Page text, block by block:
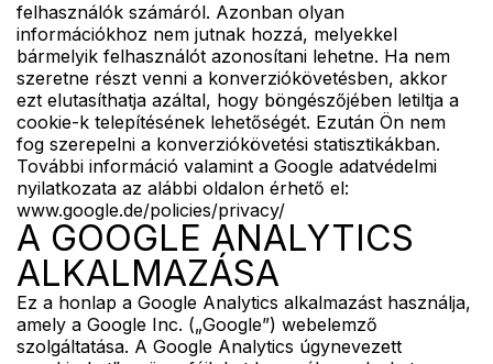
felhasználók számáról. Azonban olyan
információkhoz nem jutnak hozzá, melyekkel
bármelyik felhasználót azonosítani lehetne. Ha nem
szeretne részt venni a konverziókövetésben, akkor
ezt elutasíthatja azáltal, hogy böngészőjében letiltja a
cookie-k telepítésének lehetőségét. Ezután Ön nem
fog szerepelni a konverziókövetési statisztikákban.
További információ valamint a Google adatvédelmi
nyilatkozata az alábbi oldalon érhető el:
www.google.de/policies/privacy/
A GOOGLE ANALYTICS
ALKALMAZÁSA
Ez a honlap a Google Analytics alkalmazást használja,
amely a Google Inc. („Google”) webelemző
szolgáltatása. A Google Analytics úgynevezett